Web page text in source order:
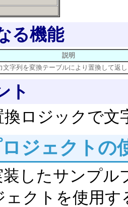
る機能
説明
文字列を変換テーブルにより置換して返
ト
ロジックで文
ジェクトの
装したサンプ
ェクトを使用